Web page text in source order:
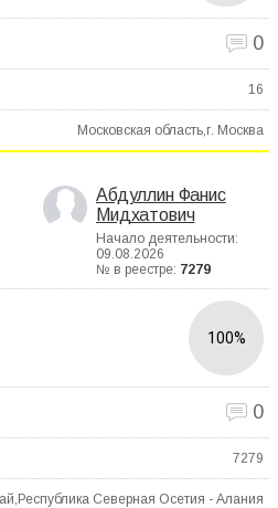
0
16
Московская область,г. Москва
Абдуллин Фанис
Мидхатович
Начало деятельности:
09.08.2026
№ в реестре: 7279
100%
0
7279
Северная Осетия - Алания